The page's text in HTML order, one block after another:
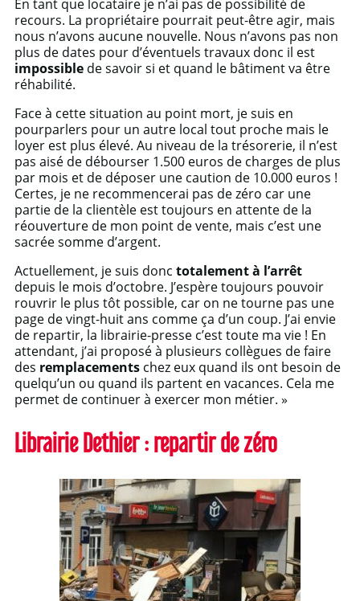
En tant que locataire je n’ai pas de possibilité de
recours. La propriétaire pourrait peut-être agir, mais
nous n’avons aucune nouvelle. Nous n’avons pas non
plus de dates pour d’éventuels travaux donc il est
impossible de savoir si et quand le bâtiment va être
réhabilité.
Face à cette situation au point mort, je suis en
pourparlers pour un autre local tout proche mais le
loyer est plus élevé. Au niveau de la trésorerie, il n’est
pas aisé de débourser 1.500 euros de charges de plus
par mois et de déposer une caution de 10.000 euros !
Certes, je ne recommencerai pas de zéro car une
partie de la clientèle est toujours en attente de la
réouverture de mon point de vente, mais c’est une
sacrée somme d’argent.
Actuellement, je suis donc totalement à l’arrêt
depuis le mois d’octobre. J’espère toujours pouvoir
rouvrir le plus tôt possible, car on ne tourne pas une
page de vingt-huit ans comme ça d’un coup. J’ai envie
de repartir, la librairie-presse c’est toute ma vie ! En
attendant, j’ai proposé à plusieurs collègues de faire
des remplacements chez eux quand ils ont besoin de
quelqu’un ou quand ils partent en vacances. Cela me
permet de continuer à exercer mon métier. »
Librairie Dethier : repartir de zéro